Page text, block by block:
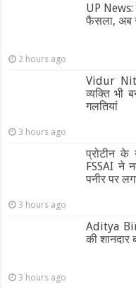
UP News:
फैसला, अब
2 hours ago
Vidur
व्यक्ति भी
गलतियां
3 hours ago
प्रोटीन के
FSSAI ने
पनीर पर
3 hours ago
Aditya
की शानदार
3 hours ago